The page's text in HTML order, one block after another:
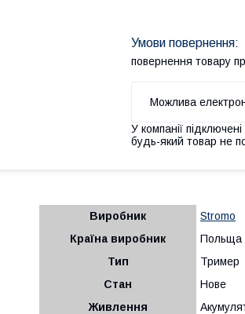
повернення товару
У компанії
будь-який товар не
Виробник
Stromo
Країна виробник
Польща
Тип
Тример
Стан
Нове
Живлення